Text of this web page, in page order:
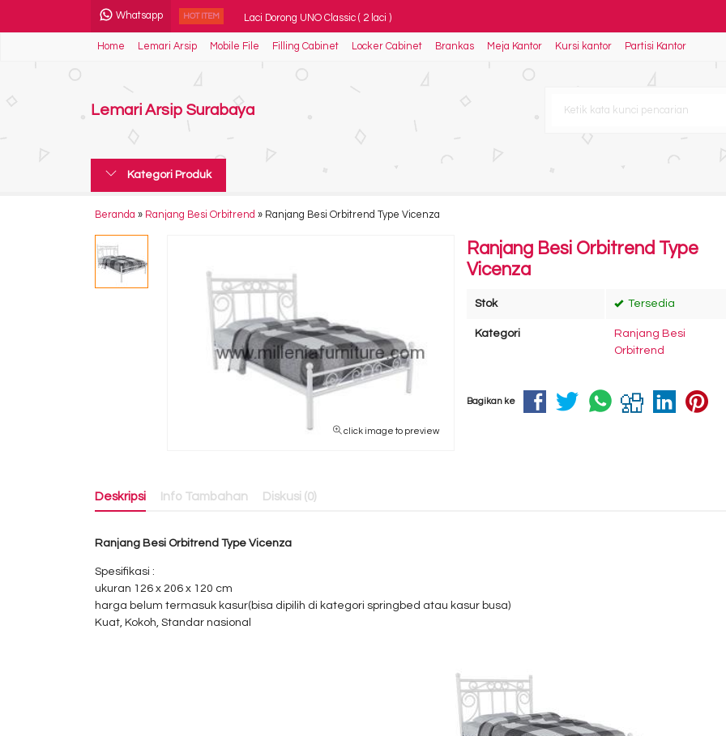
Whatsapp HOT ITEM Laci Dorong UNO Classic ( 2 laci )
Spring Bed Central Deluxe Multi Bed
Kursi kantor Ergotec GL 908 TR
Lemari Pakaian Expo Type LP-1228
Kursi Bar Chairman BC 0806
Kursi Kantor Chairman DC 701
Home Lemari Arsip Mobile File Filling Cabinet Locker Cabinet Brankas Meja Kantor Kursi kantor Partisi Kantor
Lemari Arsip Surabaya
Kategori Produk
Beranda » Ranjang Besi Orbitrend » Ranjang Besi Orbitrend Type Vicenza
click image to preview
Ranjang Besi Orbitrend Type
Vicenza
Stok Tersedia
Kategori
Ranjang Besi
Orbitrend
Bagikan ke
Deskripsi Info Tambahan Diskusi (0)
Ranjang Besi Orbitrend Type Vicenza
Spesifikasi :
ukuran 126 x 206 x 120 cm
harga belum termasuk kasur(bisa dipilih di kategori springbed atau kasur busa)
Kuat, Kokoh, Standar nasional